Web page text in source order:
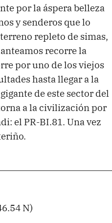
por la áspera belleza
y senderos que lo
repleto de simas,
recorre la
por uno de los viejos
hasta llegar a la
de este sector del
a la civilización por
el PR-BI.81. Una vez
N)